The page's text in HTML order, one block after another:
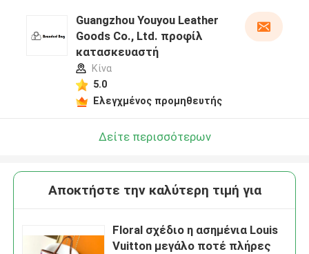
Guangzhou Youyou Leather
Goods Co., Ltd. προφίλ
κατασκευαστή
Κίνα
5.0
Ελεγχμένος προμηθευτής
Δείτε περισσότερων
Αποκτήστε την καλύτερη τιμή για
Floral σχέδιο η ασημένια Louis
Vuitton μεγάλο ποτέ πλήρες